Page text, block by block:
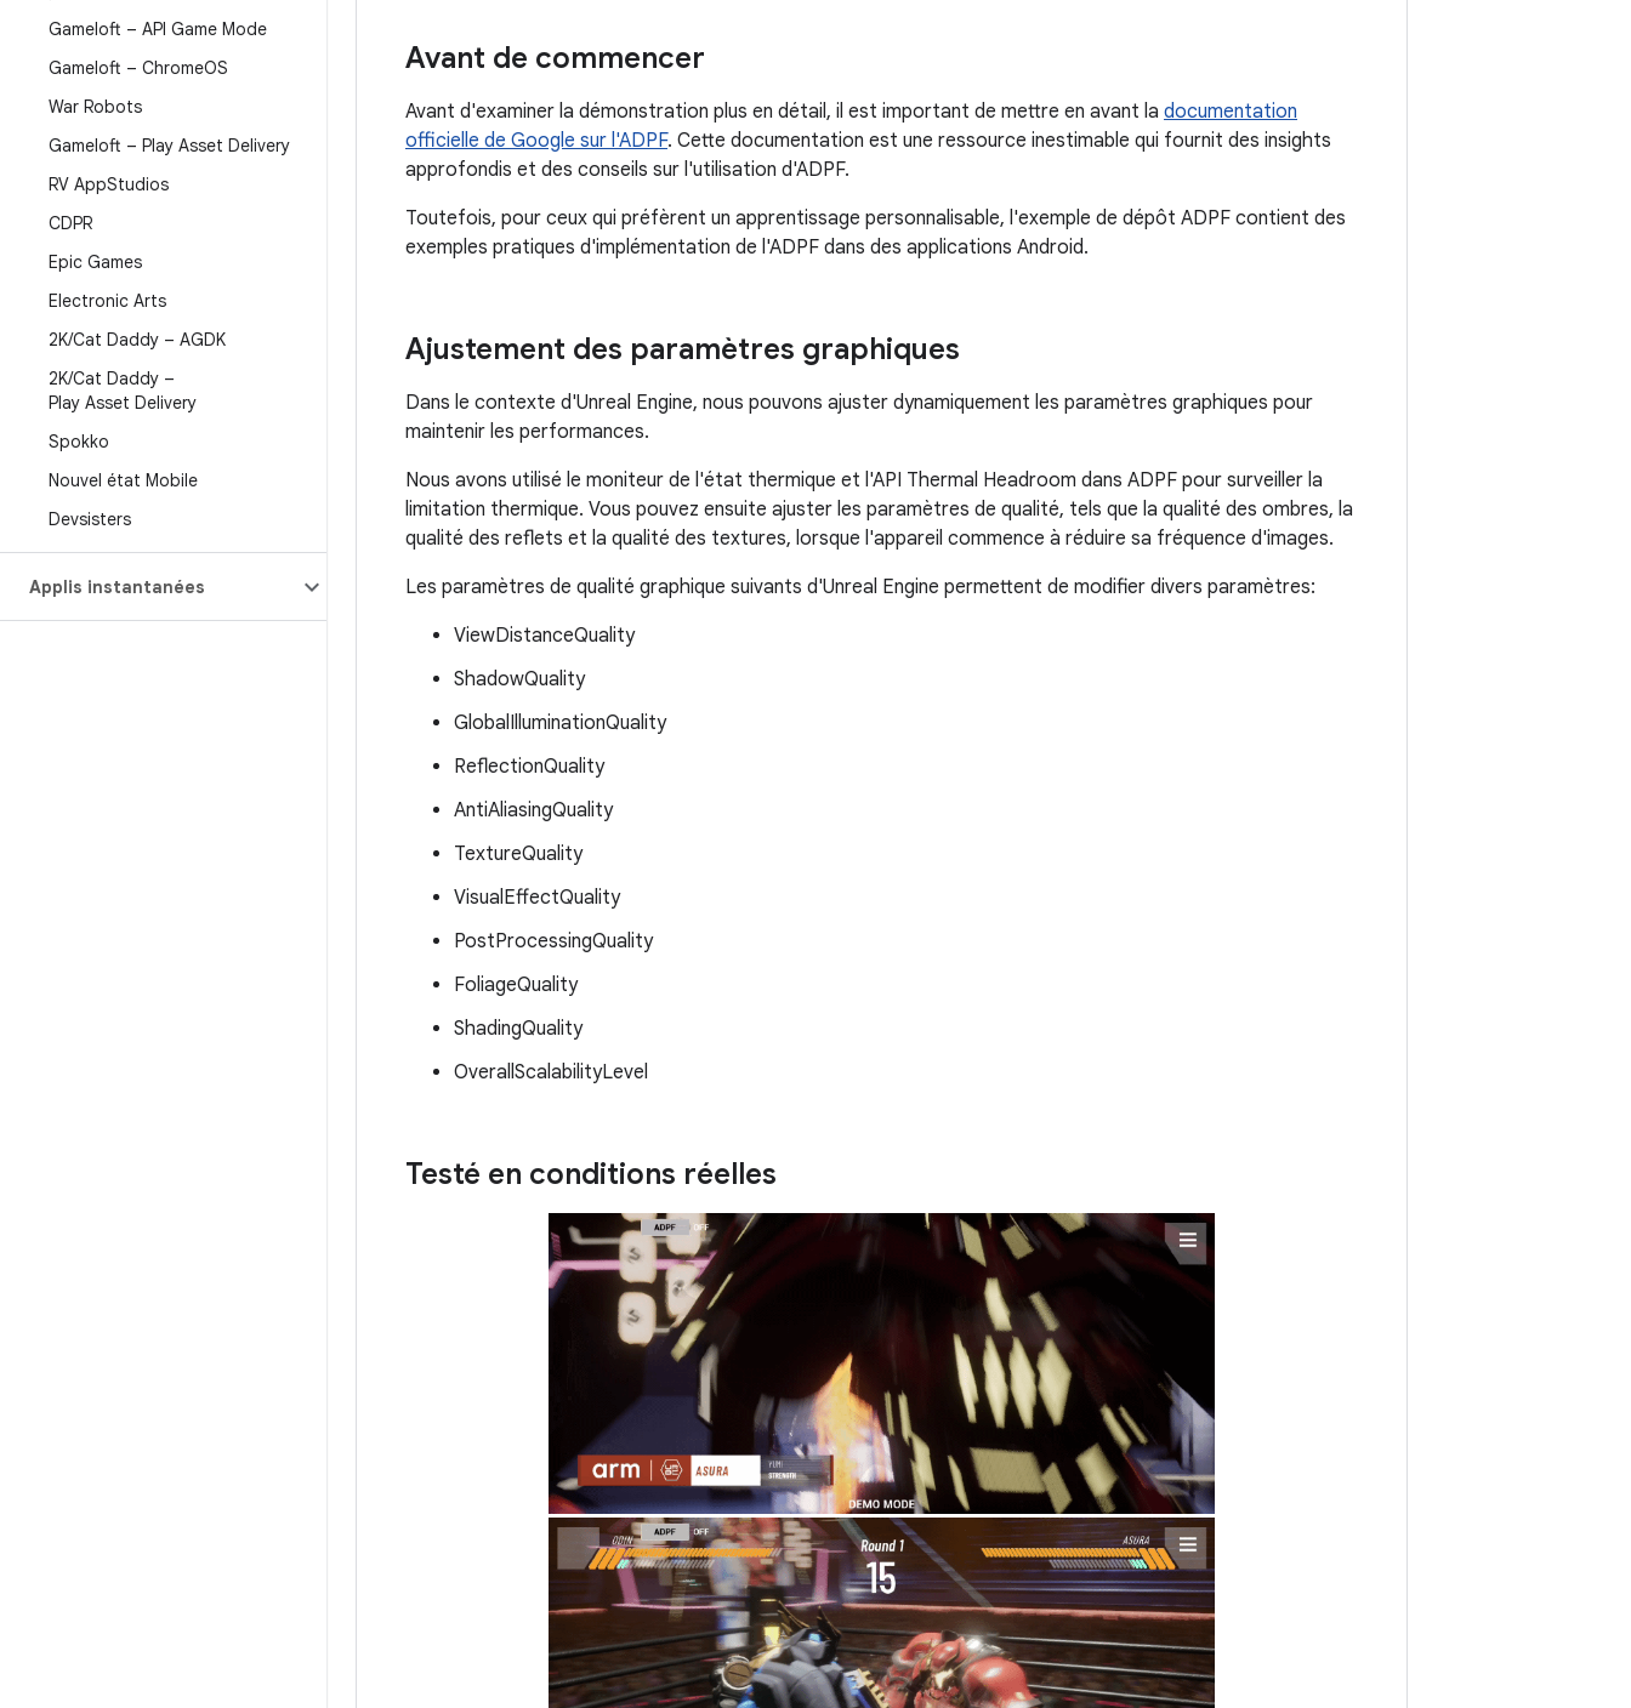
Gameloft – API Game Mode
Gameloft – ChromeOS
War Robots
Gameloft – Play Asset Delivery
RV AppStudios
CDPR
Epic Games
Electronic Arts
2K/Cat Daddy – AGDK
2K/Cat Daddy –
Play Asset Delivery
Spokko
Nouvel état Mobile
Devsisters
Applis instantanées
Avant de commencer
Avant d'examiner la démonstration plus en détail, il est important de mettre en avant la documentation
officielle de Google sur l'ADPF. Cette documentation est une ressource inestimable qui fournit des insights
approfondis et des conseils sur l'utilisation d'ADPF.
Toutefois, pour ceux qui préfèrent un apprentissage personnalisable, l'exemple de dépôt ADPF contient des
exemples pratiques d'implémentation de l'ADPF dans des applications Android.
Ajustement des paramètres graphiques
Dans le contexte d'Unreal Engine, nous pouvons ajuster dynamiquement les paramètres graphiques pour
maintenir les performances.
Nous avons utilisé le moniteur de l'état thermique et l'API Thermal Headroom dans ADPF pour surveiller la
limitation thermique. Vous pouvez ensuite ajuster les paramètres de qualité, tels que la qualité des ombres, la
qualité des reflets et la qualité des textures, lorsque l'appareil commence à réduire sa fréquence d'images.
Les paramètres de qualité graphique suivants d'Unreal Engine permettent de modifier divers paramètres:
ViewDistanceQuality
ShadowQuality
GlobalIlluminationQuality
ReflectionQuality
AntiAliasingQuality
TextureQuality
VisualEffectQuality
PostProcessingQuality
FoliageQuality
ShadingQuality
OverallScalabilityLevel
Testé en conditions réelles